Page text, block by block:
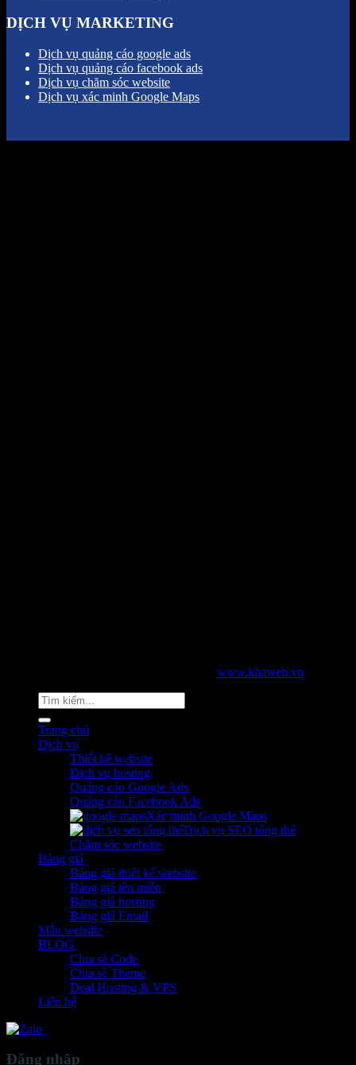
DỊCH VỤ MARKETING
Dịch vụ quảng cáo google ads
Dịch vụ quảng cáo facebook ads
Dịch vụ chăm sóc website
Dịch vụ xác minh Google Maps
www.khaweb.vn
Tìm
kiếm:
Trang chủ
Dịch vụ
Thiết kế website
Dịch vụ hosting
Quảng cáo Google Ads
Quảng cáo Facebook Ads
Xác minh Google Maps
Dịch vụ SEO tổng thể
Chăm sóc website
Bảng giá
Bảng giá thiết kế website
Bảng giá tên miền
Bảng giá hosting
Bảng giá Email
Mẫu website
BLOG
Chia sẻ Code
Chia sẻ Theme
Deal Hosting & VPS
Liên hệ
Đăng nhập